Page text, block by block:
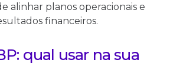
alinhar planos operacionais e
financeiros.
qual usar na sua